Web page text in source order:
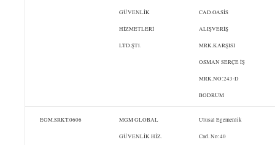
GÜVENLİK
HİZMETLERİ
LTD.ŞTi.
CAD.OASİS
ALIŞVERİŞ
MRK.KARŞISI
OSMAN SERÇE İŞ
MRK.NO:243-D
BODRUM
EGM.SRKT.0606 MGM GLOBAL
GÜVENLİK HİZ.
Ulusal Egemenlik
Cad. No:40